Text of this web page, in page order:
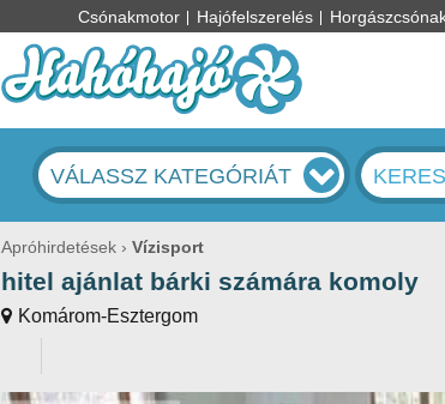
Csónakmotor Hajófelszerelés
VÁLASSZ KATEGÓRIÁT
Apróhirdetések Vízisport
hitel ajánlat bárki számára komoly
Komárom-Esztergom